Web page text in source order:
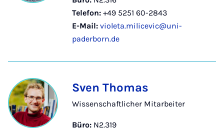
Telefon: +49 5251 60-2843
E-Mail: violeta.milicevic@uni-
paderborn.de
Sven Thomas
Wissenschaftlicher Mitarbeiter
Büro: N2.319